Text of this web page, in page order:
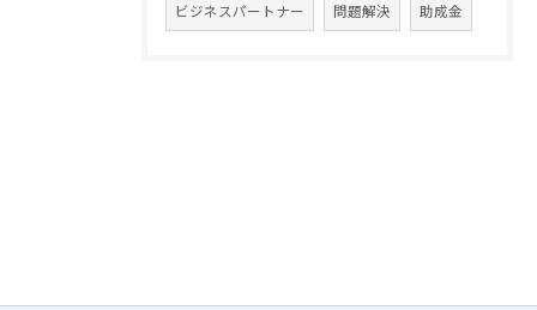
ビジネスパートナー 問題解決 助成金